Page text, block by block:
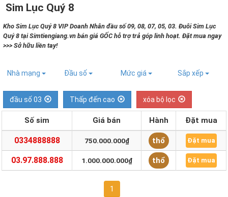
Sim Lục Quý 8
Kho Sim Lục Quý 8 VIP Doanh Nhân đầu số 09, 08, 07, 05, 03. Đuôi Sim Lục
Quý 8 tại Simtiengiang.vn bán giá GỐC hỗ trợ trả góp linh hoạt. Đặt mua ngay
>>> Sở hữu liền tay!
Nhà mạng Đầu số Mức giá Sắp xếp
đầu số 03 Thấp đến cao xóa bộ lọc
Số sim Giá bán Hành Đặt mua
0334888888 750.000.000₫ thổ Đặt mua
03.97.888.888 1.000.000.000₫ thổ Đặt mua
1